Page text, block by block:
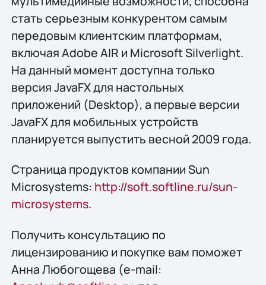
стать серьезным конкурентом самым
передовым клиентским платформам,
включая Adobe AIR и Microsoft Silverlight.
На данный момент доступна только
версия JavaFX для настольных
приложений (Desktop), а первые версии
JavaFX для мобильных устройств
планируется выпустить весной 2009 года.
Страница продуктов компании Sun
Microsystems: http://soft.softline.ru/sun-
microsystems.
Получить конcультацию по
лицензированию и покупке вам поможет
Анна Любогощева (e-mail: